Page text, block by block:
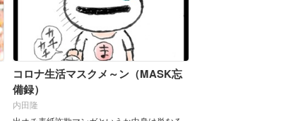
コロナ生活マスクメ～ン（MASK忘
備録）
内田隆